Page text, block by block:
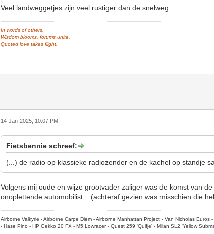
Veel landweggetjes zijn veel rustiger dan de snelweg.
In words of others,
Wisdom blooms, forums unite,
Quoted love takes flight.
14-Jan-2025, 10:07 PM
Fietsbennie schreef:
(...) de radio op klassieke radiozender en de kachel op standje
Volgens mij oude en wijze grootvader zaliger was de komst van
onoplettende automobilist... (achteraf gezien was misschien die
Airborne Valkyrie - Airborne Carpe Diem - Airborne Manhattan Project - Van Nicholas
- Hase Pino - HP Gekko 20 FX - M5 Lowracer - Quest 259 'Quifje' - Milan SL2 'Yellow